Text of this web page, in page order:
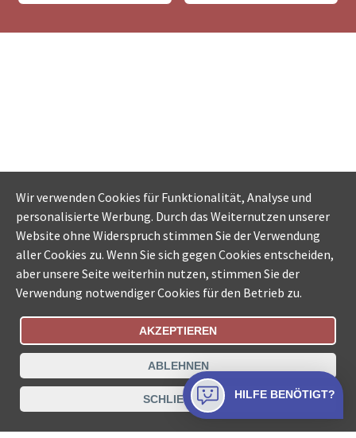
Bestellungsstatus Ämtersuche der Schweiz
Datenschutz Impressum Nutzungsbestimmungen
Kontakt
Wir verwenden Cookies für Funktionalität, Analyse und
personalisierte Werbung. Durch das Weiternutzen unserer
Website ohne Widerspruch stimmen Sie der Verwendung
aller Cookies zu. Wenn Sie sich gegen Cookies entscheiden,
aber unsere Seite weiterhin nutzen, stimmen Sie der
Verwendung notwendiger Cookies für den Betrieb zu.
AKZEPTIEREN
ABLEHNEN
SCHLIESSEN HILFE BENÖTIGT?